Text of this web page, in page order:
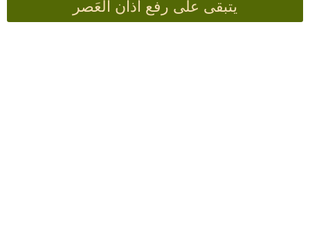
يتبقى على رفع أذان العَصر